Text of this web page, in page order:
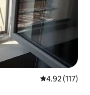
Calificación
4.92 (117)